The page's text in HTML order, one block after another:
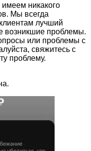
никакого
Мы всегда
лучший
возникшие проблемы.
или проблемы с
свяжитесь с
проблему.